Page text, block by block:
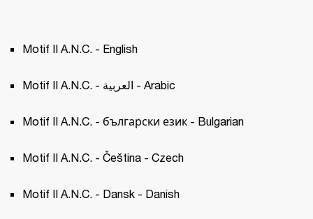
Motif II A.N.C. - English
Motif II A.N.C. - العربية - Arabic
Motif II A.N.C. - български език - Bulgarian
Motif II A.N.C. - Čeština - Czech
Motif II A.N.C. - Dansk - Danish